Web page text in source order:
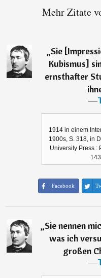
Mehr Zitate
„Sie
Kubismus]
ernsthafter
―
1914 in einem
1900s, S. 318, in
University Press :
Facebook
„Sie nennen
was ich
großen
―